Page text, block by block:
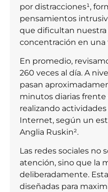
por distracciones¹,
pensamientos
que dificultan nuestra
concentración en
En promedio,
260 veces al día. A
pasan
minutos diarias frente
realizando
Internet, según un
Anglia Ruskin².
Las redes sociales no
atención, sino que la
deliberadamente.
diseñadas para